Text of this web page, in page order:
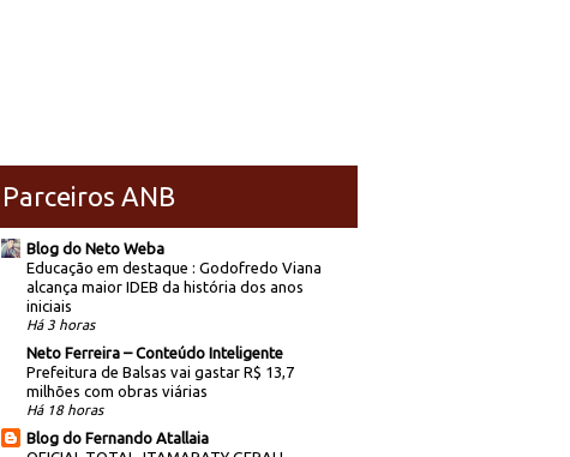
Parceiros ANB
Blog do Neto Weba
Educação em destaque : Godofredo Viana
alcança maior IDEB da história dos anos
iniciais
Há 3 horas
Neto Ferreira – Conteúdo Inteligente
Prefeitura de Balsas vai gastar R$ 13,7
milhões com obras viárias
Há 18 horas
Blog do Fernando Atallaia